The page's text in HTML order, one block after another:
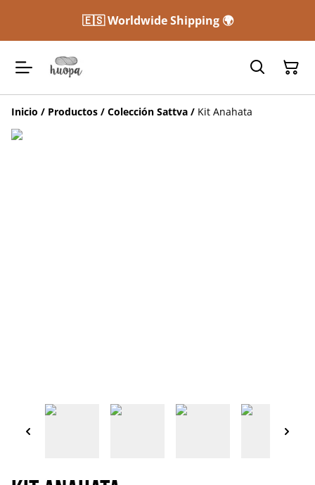
🇪🇸 Worldwide Shipping 🌍
Inicio / Productos / Colección Sattva / Kit Anahata